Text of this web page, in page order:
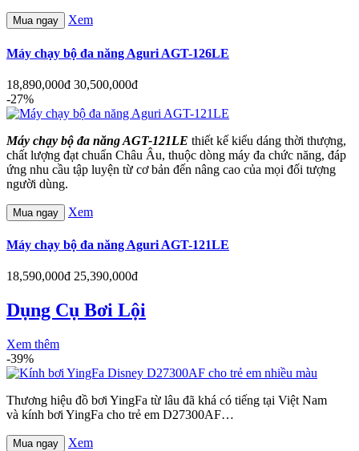
Mua ngay Xem
Máy chạy bộ đa năng Aguri AGT-126LE
18,890,000đ 30,500,000đ
-27%
Máy chạy bộ đa năng AGT-121LE thiết kế kiểu dáng thời thượng,
chất lượng đạt chuẩn Châu Âu, thuộc dòng máy đa chức năng, đáp
ứng nhu cầu tập luyện từ cơ bản đến nâng cao của mọi đối tượng
người dùng.
Mua ngay Xem
Máy chạy bộ đa năng Aguri AGT-121LE
18,590,000đ 25,390,000đ
Dụng Cụ Bơi Lội
Xem thêm
-39%
Thương hiệu đồ bơi YingFa từ lâu đã khá có tiếng tại Việt Nam
và kính bơi YingFa cho trẻ em D27300AF…
Mua ngay Xem